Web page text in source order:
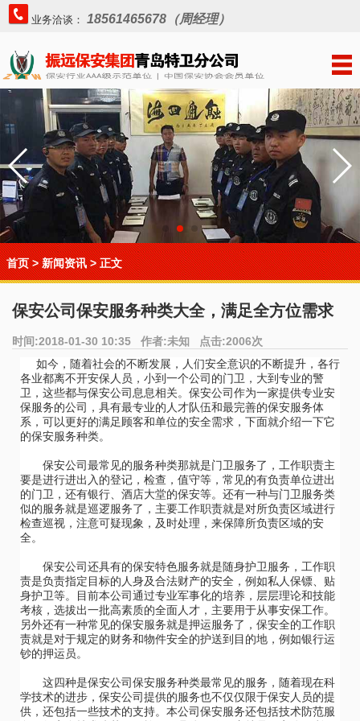
业务洽谈： 18561465678（周经理）
首页>新闻资讯> 正文
保安公司保安服务种类大全，满足全方位需求
时间:2018-01-30 10:35 作者:未知 点击:2006次
如今，随着社会的不断发展，人们安全意识的不断提升，各行
各业都离不开安保人员，小到一个公司的门卫，大到专业的警
卫，这些都与保安公司息息相关。保安公司作为一家提供专业安
保服务的公司，具有最专业的人才队伍和最完善的保安服务体
系，可以更好的满足顾客和单位的安全需求，下面就介绍一下它
的保安服务种类。
保安公司最常见的服务种类那就是门卫服务了，工作职责主
要是进行进出入的登记，检查，值守等，常见的有负责单位进出
的门卫，还有银行、酒店大堂的保安等。还有一种与门卫服务类
似的服务就是巡逻服务了，主要工作职责就是对所负责区域进行
检查巡视，注意可疑现象，及时处理，来保障所负责区域的安
全。
保安公司还具有的保安特色服务就是随身护卫服务，工作职
责是负责指定目标的人身及合法财产的安全，例如私人保镖、贴
身护卫等。目前本公司通过专业军事化的培养，层层理论和技能
考核，选拔出一批高素质的全面人才，主要用于从事安保工作。
另外还有一种常见的保安服务就是押运服务了，保安全的工作职
责就是对于规定的财务和物件安全的护送到目的地，例如银行运
钞的押运员。
这四种是保安公司保安服务种类最常见的服务，随着现在科
学技术的进步，保安公司提供的服务也不仅仅限于保安人员的提
供，还包括一些技术的支持。本公司保安服务还包括技术防范服